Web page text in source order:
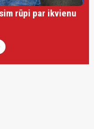
rūpi par ikvienu